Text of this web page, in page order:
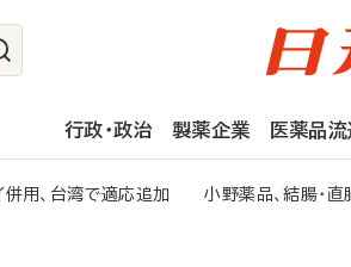
行政・政治 製薬企業 医薬品流
併用、台湾で適応追加 小野薬品、結腸・直